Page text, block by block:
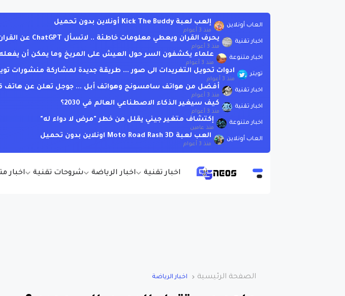
اخبار تقنية اخبار الرياضة شروحات تقنية اخبار
العاب أونلاين إلعب لعبة Kick The Buddy أونلاين بدون تحميل
منذ 3 أعوام
اخبار تقنية يحرف القران ويعطي معلومات خاطئة .. لاتسأل ChatGPT عن القران !
منذ 3 أعوام
اخبار متنوعة علماء يكشفون السر حول العيش على المريخ وما يمكن أن
منذ 3 أعوام
تويتر ادوات تحويل التغريدات الى صور ... طريقة جديدة لمشاركة منشورات
منذ 3 أعوام
اخبار تقنية أفضل من هواتف سامسونج وهواتف أبل ... جوجل تعلن عن هاتف
منذ 3 أعوام
اخبار تقنية كيف سيغير الذكاء الاصطناعي العالم في 2030؟
منذ 3 أعوام
اخبار متنوعة إكتشاف متغير جيني يقلل من خطر "مرض لا دواء له"
منذ عامين
العاب أونلاين العب لعبة Moto Road Rash 3D اونلاين بدون تحميل
منذ 3 أعوام
الصفحة الرئيسية اخبار الرياضة